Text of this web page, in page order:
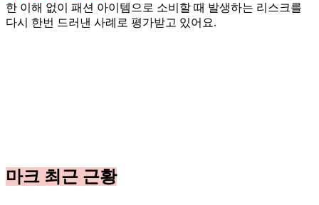
한 이해 없이 패션 아이템으로 소비할 때 발생하는 리스크를
다시 한번 드러낸 사례로 평가받고 있어요.
마크 최근 근황